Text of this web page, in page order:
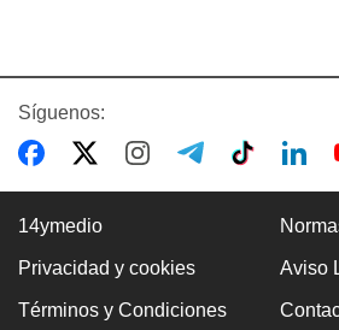
BRASIL
Síguenos:
14ymedio
Privacidad y cookies Aviso
Términos y Condiciones